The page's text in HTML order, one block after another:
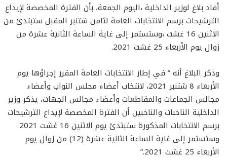
أفاد بلاغ لوزير الداخلية ،اليوم الجمعة، بأن الفترة المخصصة لإيداع
الترشيحات برسم الانتخابات العامة لثامن شتنبر المقبل ستبتدئ من
الاثنين 16 غشت ،وستستمر إلى غاية الساعة الثانية عشرة من
زوال يوم الأربعاء 25 غشت 2021.
وذكر البلاغ أنه ” في إطار الانتخابات العامة المقرر إجراؤها يوم
الأربعاء 8 شتنبر 2021، لانتخاب أعضاء مجلس النواب وأعضاء
مجالس الجماعات والمقاطعات وأعضاء مجالس الجهات، يذكر وزير
الداخلية الناخبات والناخبين أن الفترة المخصصة لإيداع الترشيحات
برسم الانتخابات المذكورة ستبتدئ يوم الاثنين 16 غشت 2021
وستستمر إلى غاية الساعة الثانية عشرة (12) من زوال يوم
الأربعاء 25 غشت 2021.”